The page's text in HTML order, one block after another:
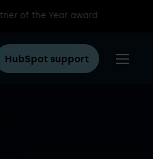
the Year award
HubSpot support